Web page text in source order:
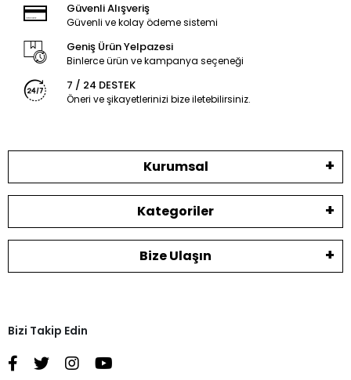
Güvenli Alışveriş
Güvenli ve kolay ödeme sistemi
Geniş Ürün Yelpazesi
Binlerce ürün ve kampanya seçeneği
7 / 24 DESTEK
Öneri ve şikayetlerinizi bize iletebilirsiniz.
Kurumsal
Kategoriler
Bize Ulaşın
Bizi Takip Edin